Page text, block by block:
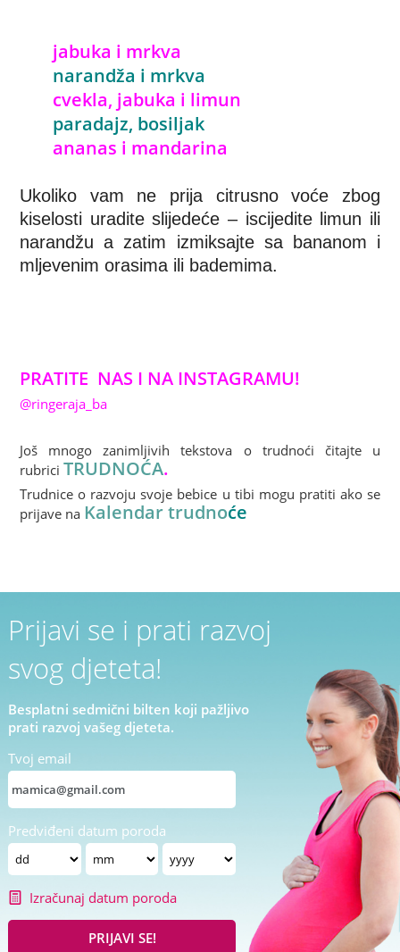
jabuka i mrkva
narandža i mrkva
cvekla, jabuka i limun
paradajz, bosiljak
ananas i mandarina
Ukoliko vam ne prija citrusno voće zbog
kiselosti uradite slijedeće – iscijedite limun ili
narandžu a zatim izmiksajte sa bananom i
mljevenim orasima ili bademima.
PRATITE NAS I NA INSTAGRAMU!
@ringeraja_ba
Još mnogo zanimljivih tekstova o trudnoći čitajte u
rubriciTRUDNOĆA.
Trudnice o razvoju svoje bebice u tibi mogu pratiti ako se
prijave na Kalendar trudnoće
Prijavi se i prati razvoj
svog djeteta!
Besplatni sedmični bilten koji pažljivo
prati razvoj vašeg djeteta.
Tvoj email
Predviđeni datum poroda
Izračunaj datum poroda
PRIJAVI SE!